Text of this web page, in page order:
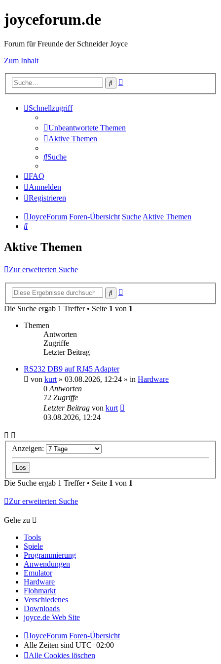
joyceforum.de
Forum für Freunde der Schneider Joyce
Zum Inhalt
Suche
Schnellzugriff
Unbeantwortete Themen
Aktive Themen
Suche
FAQ
Anmelden
Registrieren
JoyceForum Foren-Übersicht SucheAktive Themen
Suche
Aktive Themen
Zur erweiterten Suche
Suche
Die Suche ergab 1 Treffer • Seite 1 von 1
Themen
Antworten
Zugriffe
Letzter Beitrag
RS232 DB9 auf RJ45 Adapter
von kurt » 03.08.2026, 12:24 » in Hardware
0 Antworten
72 Zugriffe
Letzter Beitrag von kurt
03.08.2026, 12:24
Anzeigen:
Die Suche ergab 1 Treffer • Seite 1 von 1
Zur erweiterten Suche
Gehe zu
Tools
Spiele
Programmierung
Anwendungen
Emulator
Hardware
Flohmarkt
Verschiedenes
Downloads
joyce.de Web Site
JoyceForum Foren-Übersicht
Alle Zeiten sind UTC+02:00
Alle Cookies löschen